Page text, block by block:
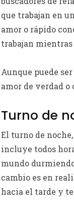
que trabajan en
amor o rápido
trabajan mientras
Aunque puede
amor de verdad
Turno de
El turno de
incluye todos
mundo
cambio es en
hacia el tarde y